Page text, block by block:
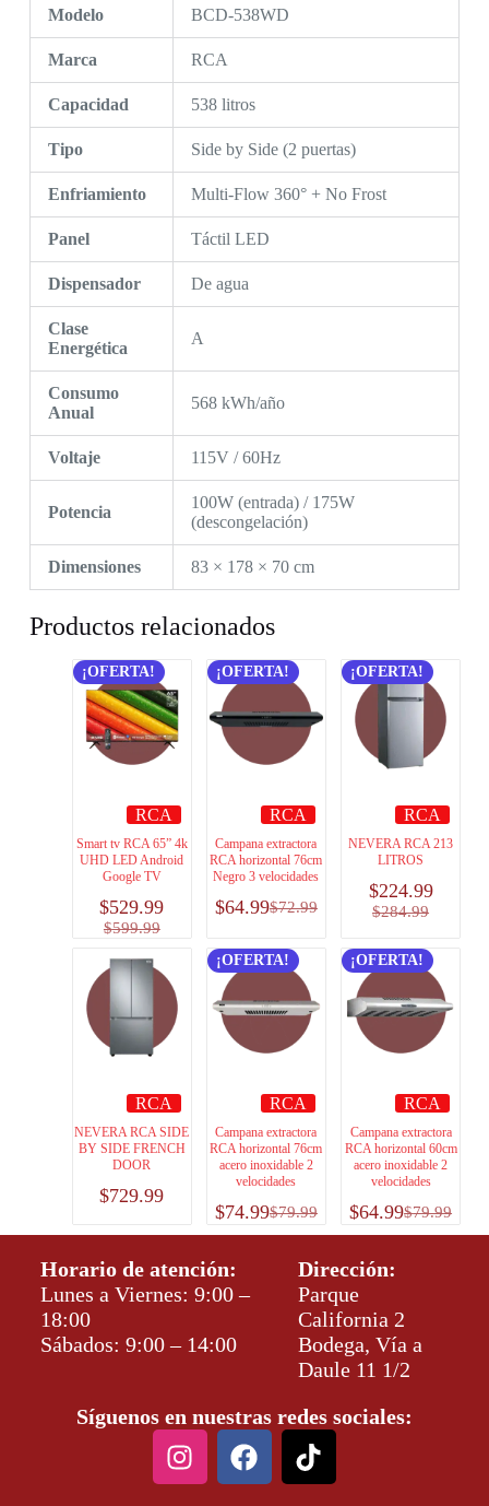
Modelo BCD-538WD
Marca RCA
Capacidad 538 litros
Tipo Side by Side (2 puertas)
Enfriamiento Multi-Flow 360° + No Frost
Panel Táctil LED
Dispensador De agua
Clase
Energética
A
Consumo
Anual
568 kWh/año
Voltaje 115V / 60Hz
Potencia
100W (entrada) / 175W
(descongelación)
Dimensiones 83 × 178 × 70 cm
Productos relacionados
¡OFERTA!
RCA
Smart tv RCA 65” 4k
UHD LED Android
Google TV
$599.99
$529.99
¡OFERTA!
RCA
Campana extractora
RCA horizontal 76cm
Negro 3 velocidades
$72.99
$64.99
¡OFERTA!
RCA
NEVERA RCA 213
LITROS
$284.99
$224.99
RCA
NEVERA RCA SIDE
BY SIDE FRENCH
DOOR
$729.99
¡OFERTA!
RCA
Campana extractora
RCA horizontal 76cm
acero inoxidable 2
velocidades
$79.99
$74.99
¡OFERTA!
RCA
Campana extractora
RCA horizontal 60cm
acero inoxidable 2
velocidades
$79.99
$64.99
Horario de atención:
Lunes a Viernes: 9:00 –
18:00
Sábados: 9:00 – 14:00
Dirección:
Parque
California 2
Bodega, Vía a
Daule 11 1/2
Síguenos en nuestras redes sociales: